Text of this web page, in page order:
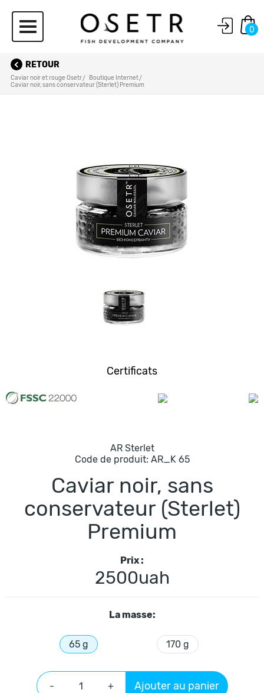
0
RETOUR
Caviar noir et rouge Osetr
Boutique Internet
Caviar noir, sans conservateur (Sterlet) Premium
Certificats
AR Sterlet
Code de produit: AR_K 65
Caviar noir, sans
conservateur (Sterlet)
Premium
Prix :
2500uah
La masse:
65 g 170 g
- + Ajouter au panier